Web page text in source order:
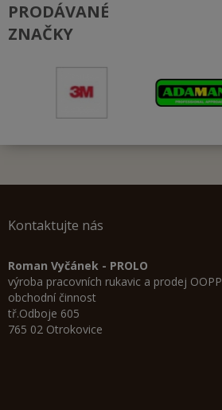
PRODÁVANÉ
ZNAČKY
Kontaktujte nás
Roman Vyčánek - PROLO
výroba pracovních rukavic a prodej OOPP
obchodní činnost
tř.Odboje 605
765 02 Otrokovice